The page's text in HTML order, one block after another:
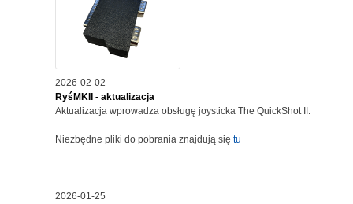
2026-02-02
RyśMKII - aktualizacja
Aktualizacja wprowadza obsługę joysticka The QuickShot II.
Niezbędne pliki do pobrania znajdują siętu
2026-01-25